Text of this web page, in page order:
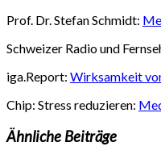
Prof. Dr. Stefan Schmidt:
Schweizer Radio und
iga.Report: Wirksamkeit
Chip: Stress reduzieren:
Ähnliche Beiträge